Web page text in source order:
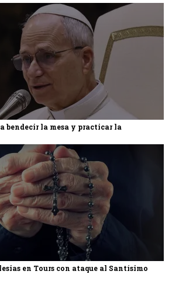
bendecir la mesa y practicar la
en Tours con ataque al Santísimo